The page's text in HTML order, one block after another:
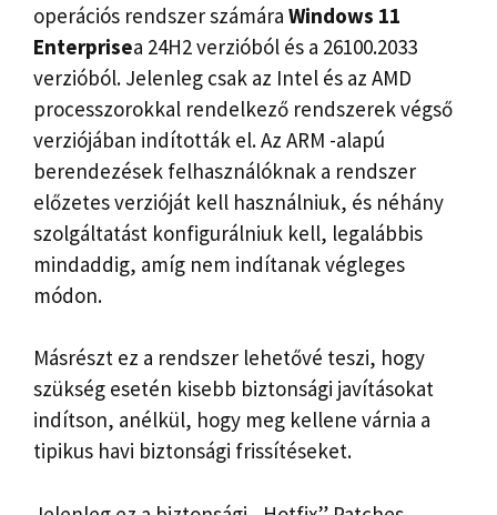
operációs rendszer számára Windows 11
Enterprisea 24H2 verzióból és a 26100.2033
verzióból. Jelenleg csak az Intel és az AMD
processzorokkal rendelkező rendszerek végső
verziójában indították el. Az ARM -alapú
berendezések felhasználóknak a rendszer
előzetes verzióját kell használniuk, és néhány
szolgáltatást konfigurálniuk kell, legalábbis
mindaddig, amíg nem indítanak végleges
módon.
Másrészt ez a rendszer lehetővé teszi, hogy
szükség esetén kisebb biztonsági javításokat
indítson, anélkül, hogy meg kellene várnia a
tipikus havi biztonsági frissítéseket.